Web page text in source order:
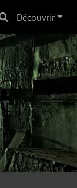
Découvrir